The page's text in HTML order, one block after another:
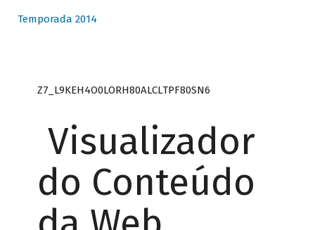
Temporada 2014
Z7_L9KEH4O0LORH80ALCLTPF80SN6
Visualizador
do Conteúdo